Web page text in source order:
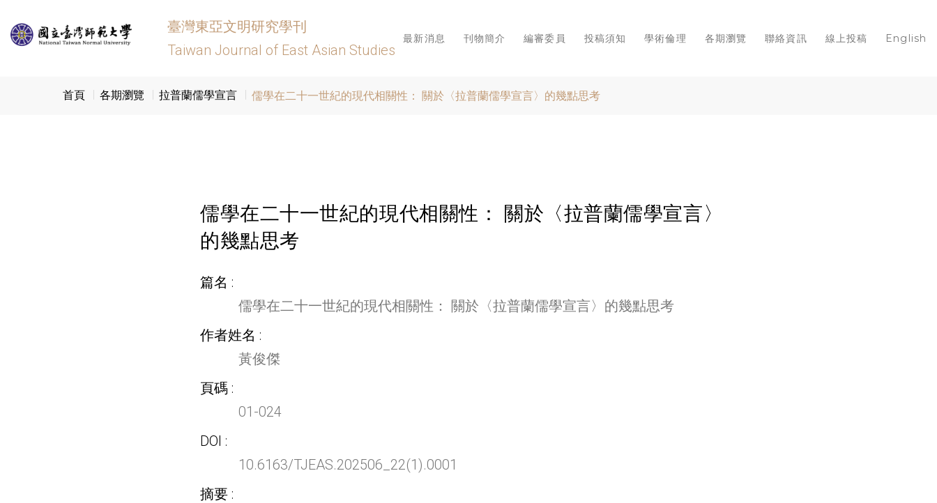
最新消息 刊物簡介 編審委員 投稿須知 學術倫理 各期瀏覽 聯絡資訊 線上投稿 English
臺灣東亞文明研究學刊
Taiwan Journal of East Asian Studies
首頁 各期瀏覽 拉普蘭儒學宣言 儒學在二十一世紀的現代相關性： 關於〈拉普蘭儒學宣言〉的幾點思考
儒學在二十一世紀的現代相關性： 關於〈拉普蘭儒學宣言〉
的幾點思考
篇名
儒學在二十一世紀的現代相關性： 關於〈拉普蘭儒學宣言〉的幾點思考
作者姓名
黃俊傑
頁碼
01-024
DOI
10.6163/TJEAS.202506_22(1).0001
摘要